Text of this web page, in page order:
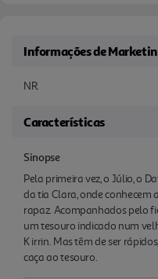
Informações de
NR.
Características
Sinopse
Pela primeira vez, o Júlio, o
da tia Clara, onde conhecem
rapaz. Acompanhados pelo
um tesouro indicado num
K irrin. Mas têm de ser
caça ao tesouro.